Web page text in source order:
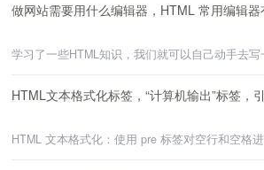
做网站需要用什么编辑器，HTML 常用编辑器
HTML文本格式化标签，“计算机输出”标签，